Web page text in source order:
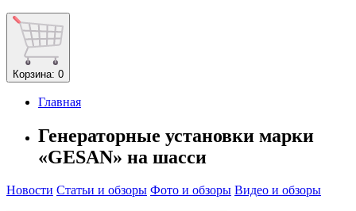
Корзина: 0
Главная
Генераторные установки марки
«GESAN» на шасси
Новости Статьи и обзоры Фото и обзоры Видео и обзоры